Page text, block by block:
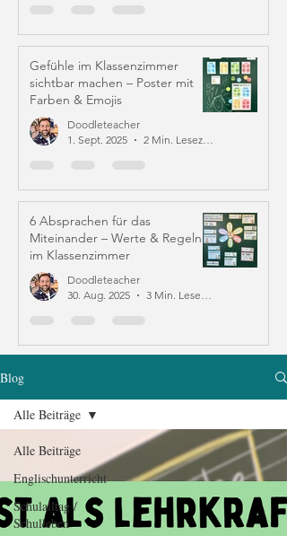
Gefühle im Klassenzimmer
sichtbar machen – Poster mit
Farben & Emojis
Doodleteacher
1. Sept. 2025
2 Min. Lesezeit
6 Absprachen für das
Miteinander – Werte & Regeln
im Klassenzimmer
Doodleteacher
30. Aug. 2025
3 Min. Lesezeit
Blog
Alle Beiträge
Englischunterricht
Schulalltag /
Schulleben
Alle Beiträge